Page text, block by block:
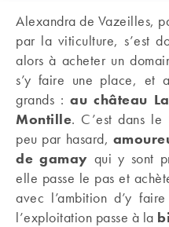
Alexandra de Vazeilles,
par la viticulture, s’est
alors à acheter un
s’y faire une place, et
grands :au château
Montille. C’est dans le
peu par hasard,
de gamay qui y sont
elle passe le pas et
avec l’ambition d’y
l’exploitation passe à la